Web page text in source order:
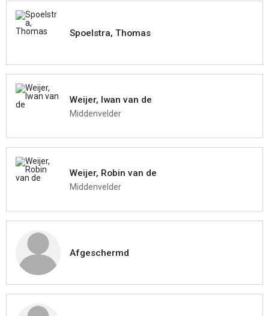
Spoelstra, Thomas
Weijer, Iwan van de
Middenvelder
Weijer, Robin van de
Middenvelder
Afgeschermd